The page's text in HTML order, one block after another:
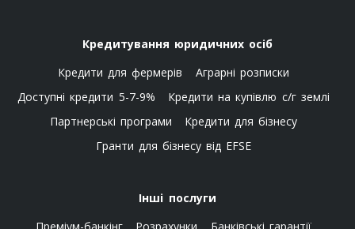
Кредитування юридичних осіб
Кредити для фермерів
Аграрні розписки
Доступні кредити 5-7-9%
Кредити на купівлю с/г землі
Партнерські програми
Кредити для бізнесу
Гранти для бізнесу від EFSE
Інші послуги